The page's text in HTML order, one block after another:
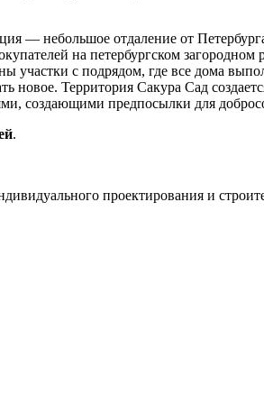
— небольшое отдаление от
на петербургском загородном
участки с подрядом, где все дома
новое. Территория Сакура Сад
создающими предпосылки для
.
проектирования и